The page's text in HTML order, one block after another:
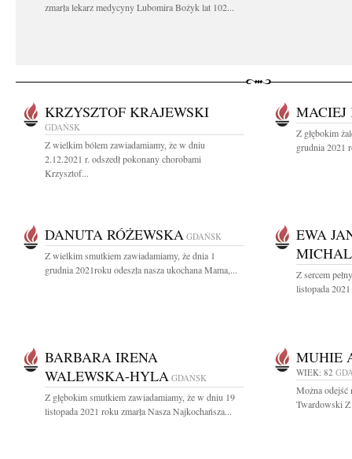
zmarła lekarz medycyny Lubomira Bożyk lat 102...
KRZYSZTOF KRAJEWSKI
GDAŃSK
Z wielkim bólem zawiadamiamy, że w dniu
2.12.2021 r. odszedł pokonany chorobami
Krzysztof...
Z głębokim
grudnia 2021
DANUTA RÓŻEWSKA GDAŃSK
Z wielkim smutkiem zawiadamiamy, że dnia 1
grudnia 2021roku odeszła nasza ukochana Mama,...
EWA
Z sercem
listopada
BARBARA IRENA
WALEWSKA-HYLA GDAŃSK
Z głębokim smutkiem zawiadamiamy, że w dniu 19
listopada 2021 roku zmarła Nasza Najkochańsza...
MUHIE
WIEK: 82
Można odejść
Twardowski Z